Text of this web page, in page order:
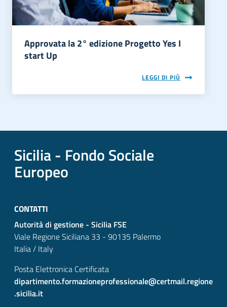
Approvata la 2° edizione Progetto Yes I
start Up
LEGGI DI PIÙ
Sicilia - Fondo Sociale
Europeo
CONTATTI
Autorità di gestione - Sicilia FSE
Viale Regione Siciliana 33 - 90135 Palermo
Italia / Italy
Posta Elettronica Certificata
dipartimento.formazioneprofessionale@certmail.regione
.sicilia.it